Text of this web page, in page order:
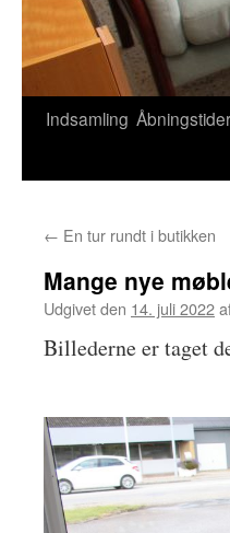
Hop
Indsamling Åbningstider
← En tur rundt i butikken
Mange nye
Udgivet den 14. juli 2022
Billederne er taget